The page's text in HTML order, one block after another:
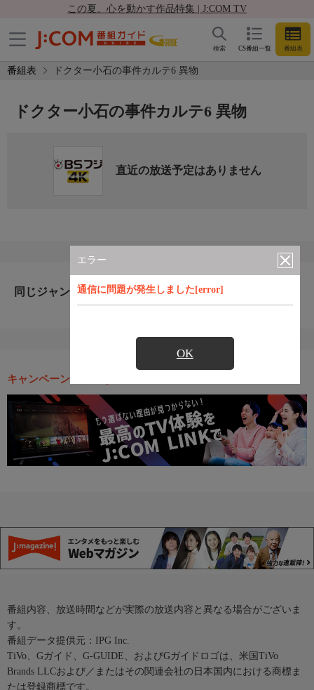
この夏、心を動かす作品特集 | J:COM TV
CS番組一覧 番組表
検索
番組表 ドクター小石の事件カルテ6 異物
エラー
通信に問題が発生しました[error]
OK
ドクター小石の事件カルテ6 異物
直近の放送予定はありません
同じジャンルのおすすめ番組
キャンペーン・お得な情報
番組内容、放送時間などが実際の放送内容と異なる場合がございま
す。
番組データ提供元：IPG Inc.
TiVo、Gガイド、G-GUIDE、およびGガイドロゴは、米国TiVo
Brands LLCおよび／またはその関連会社の日本国内における商標ま
たは登録商標です。